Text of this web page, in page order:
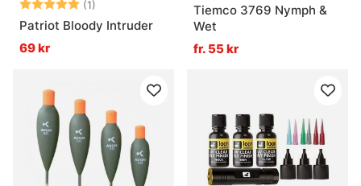
Betyg: (1)
5.0 utav 5 stjärnor
Patriot Bloody Intruder
69 kr
Tiemco 3769 Nymph &
Wet
fr. 55 kr